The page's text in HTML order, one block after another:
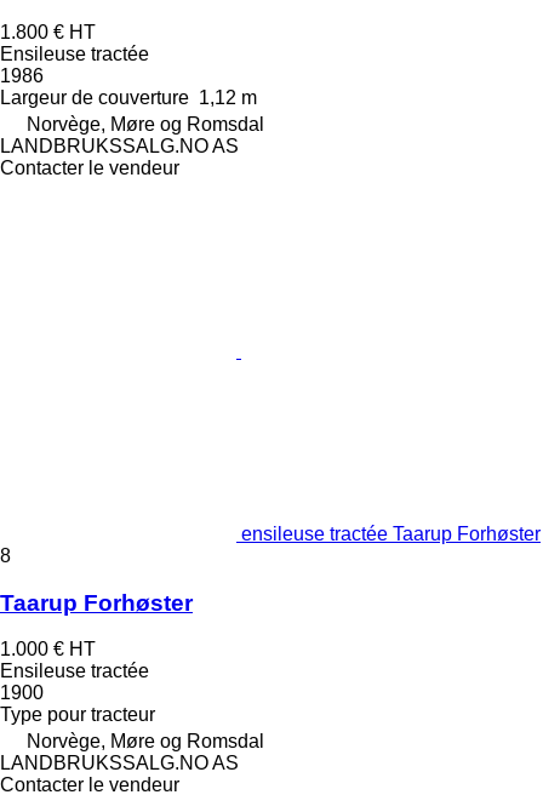
1.800 € HT
Ensileuse tractée
1986
Largeur de couverture 1,12 m
Norvège, Møre og Romsdal
LANDBRUKSSALG.NO AS
Contacter le vendeur
ensileuse tractée Taarup Forhøster
8
Taarup Forhøster
1.000 € HT
Ensileuse tractée
1900
Type pour tracteur
Norvège, Møre og Romsdal
LANDBRUKSSALG.NO AS
Contacter le vendeur